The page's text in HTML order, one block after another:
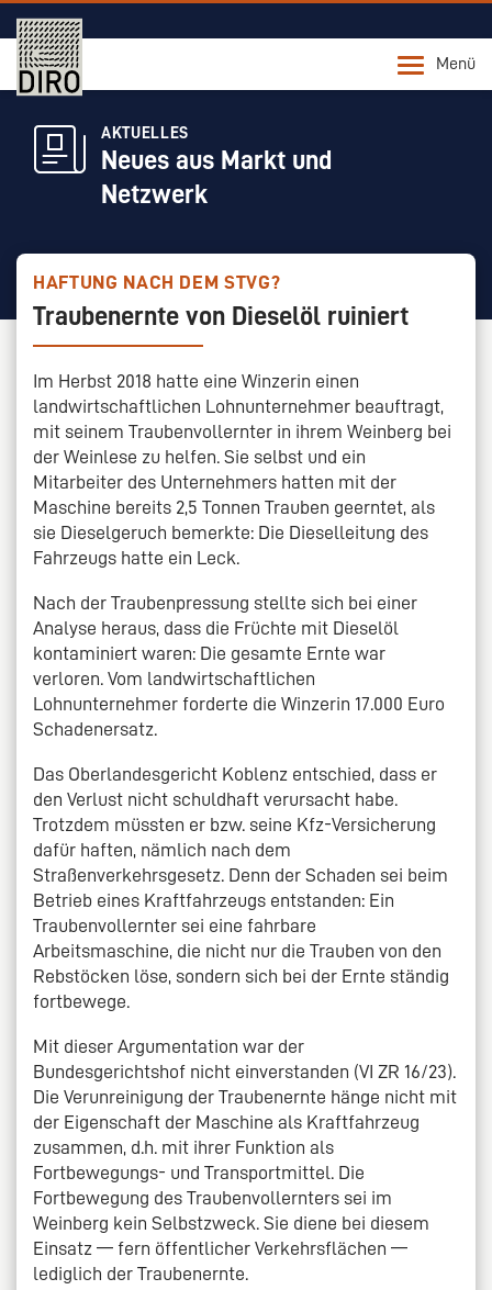
Menü
AKTUELLES
Neues aus Markt und
Netzwerk
HAFTUNG NACH DEM STVG?
Traubenernte von Dieselöl ruiniert
Im Herbst 2018 hatte eine Winzerin einen
landwirtschaftlichen Lohnunternehmer beauftragt,
mit seinem Traubenvollernter in ihrem Weinberg bei
der Weinlese zu helfen. Sie selbst und ein
Mitarbeiter des Unternehmers hatten mit der
Maschine bereits 2,5 Tonnen Trauben geerntet, als
sie Dieselgeruch bemerkte: Die Dieselleitung des
Fahrzeugs hatte ein Leck.
Nach der Traubenpressung stellte sich bei einer
Analyse heraus, dass die Früchte mit Dieselöl
kontaminiert waren: Die gesamte Ernte war
verloren. Vom landwirtschaftlichen
Lohnunternehmer forderte die Winzerin 17.000 Euro
Schadenersatz.
Das Oberlandesgericht Koblenz entschied, dass er
den Verlust nicht schuldhaft verursacht habe.
Trotzdem müssten er bzw. seine Kfz-Versicherung
dafür haften, nämlich nach dem
Straßenverkehrsgesetz. Denn der Schaden sei beim
Betrieb eines Kraftfahrzeugs entstanden: Ein
Traubenvollernter sei eine fahrbare
Arbeitsmaschine, die nicht nur die Trauben von den
Rebstöcken löse, sondern sich bei der Ernte ständig
fortbewege.
Mit dieser Argumentation war der
Bundesgerichtshof nicht einverstanden (VI ZR 16/23).
Die Verunreinigung der Traubenernte hänge nicht mit
der Eigenschaft der Maschine als Kraftfahrzeug
zusammen, d.h. mit ihrer Funktion als
Fortbewegungs- und Transportmittel. Die
Fortbewegung des Traubenvollernters sei im
Weinberg kein Selbstzweck. Sie diene bei diesem
Einsatz — fern öffentlicher Verkehrsflächen —
lediglich der Traubenernte.